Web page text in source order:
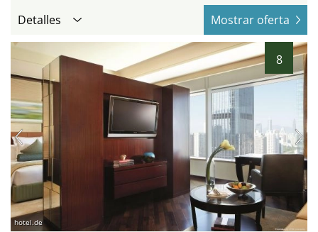
Detalles Mostrar oferta
8
hotel.de